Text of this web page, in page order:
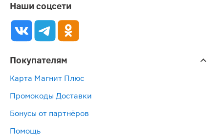
Наши соцсети
Покупателям
Карта Магнит Плюс
Промокоды Доставки
Бонусы от партнёров
Помощь